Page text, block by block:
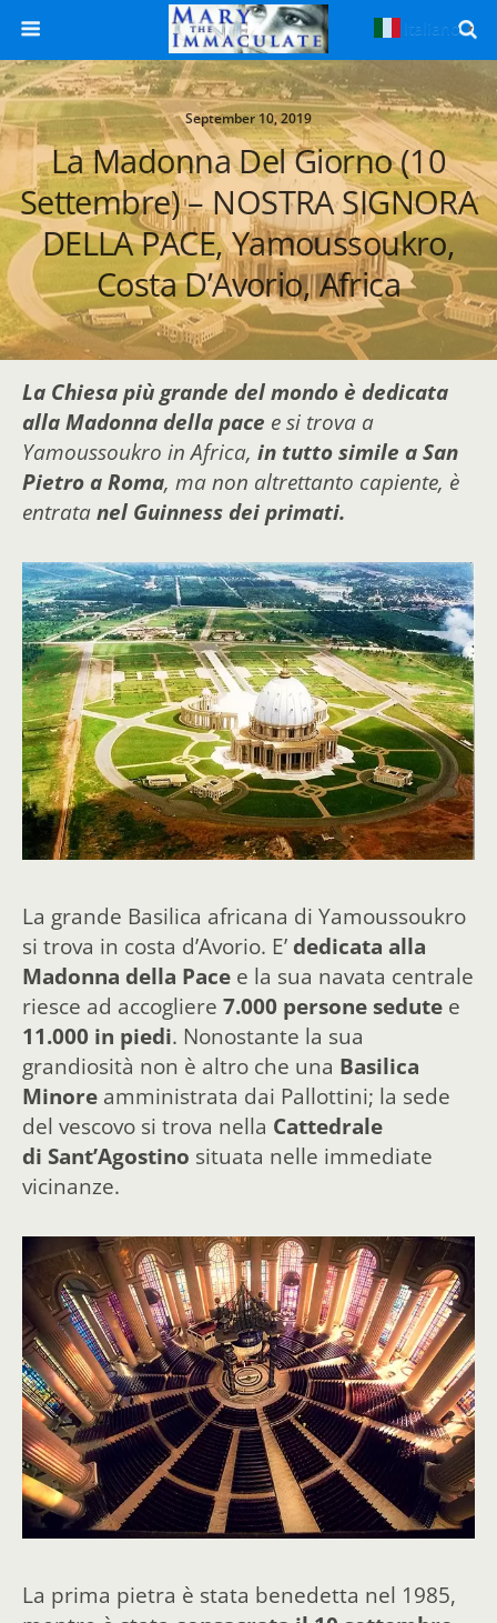
September 10, 2019
La Madonna Del Giorno (10
Settembre) – NOSTRA SIGNORA
DELLA PACE, Yamoussoukro,
Costa D’Avorio, Africa
La Chiesa più grande del mondo è dedicata
alla Madonna della pace e si trova a
Yamoussoukro in Africa, in tutto simile a San
Pietro a Roma, ma non altrettanto capiente, è
entrata nel Guinness dei primati.
La grande Basilica africana di Yamoussoukro
si trova in costa d’Avorio. E’ dedicata alla
Madonna della Pace e la sua navata centrale
riesce ad accogliere 7.000 persone sedute e
11.000 in piedi. Nonostante la sua
grandiosità non è altro che una Basilica
Minore amministrata dai Pallottini; la sede
del vescovo si trova nella Cattedrale
di Sant’Agostino situata nelle immediate
vicinanze.
La prima pietra è stata benedetta nel 1985,
Italiano ▼